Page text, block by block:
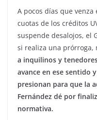
A pocos días que
cuotas de los créditos
suspende desalojos, el
si realiza una prórroga,
a inquilinos y
avance en ese sentido
presionan para que la
Fernández dé por
normativa.